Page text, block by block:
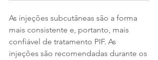
As injeções subcutâneas são a forma
mais consistente e, portanto, mais
confiável de tratamento PIF. As
injeções são recomendadas durante os